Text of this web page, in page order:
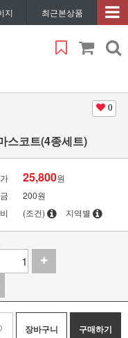
지 최근본상품
0
스코트(4종세트)
25,800원
200원
(조건) 지역별
장바구니 구매하기